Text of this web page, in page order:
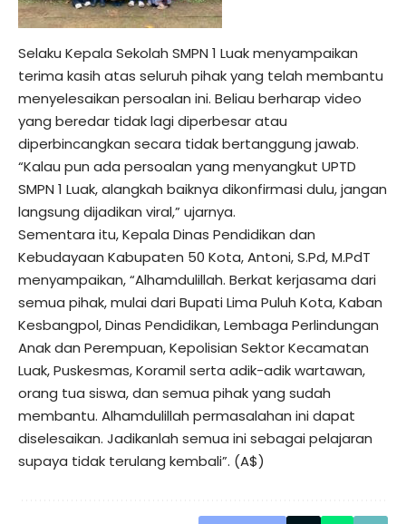
Selaku Kepala Sekolah SMPN 1 Luak menyampaikan
terima kasih atas seluruh pihak yang telah membantu
menyelesaikan persoalan ini. Beliau berharap video
yang beredar tidak lagi diperbesar atau
diperbincangkan secara tidak bertanggung jawab.
“Kalau pun ada persoalan yang menyangkut UPTD
SMPN 1 Luak, alangkah baiknya dikonfirmasi dulu, jangan
langsung dijadikan viral,” ujarnya.
Sementara itu, Kepala Dinas Pendidikan dan
Kebudayaan Kabupaten 50 Kota, Antoni, S.Pd, M.PdT
menyampaikan, “Alhamdulillah. Berkat kerjasama dari
semua pihak, mulai dari Bupati Lima Puluh Kota, Kaban
Kesbangpol, Dinas Pendidikan, Lembaga Perlindungan
Anak dan Perempuan, Kepolisian Sektor Kecamatan
Luak, Puskesmas, Koramil serta adik-adik wartawan,
orang tua siswa, dan semua pihak yang sudah
membantu. Alhamdulillah permasalahan ini dapat
diselesaikan. Jadikanlah semua ini sebagai pelajaran
supaya tidak terulang kembali”. (A$)